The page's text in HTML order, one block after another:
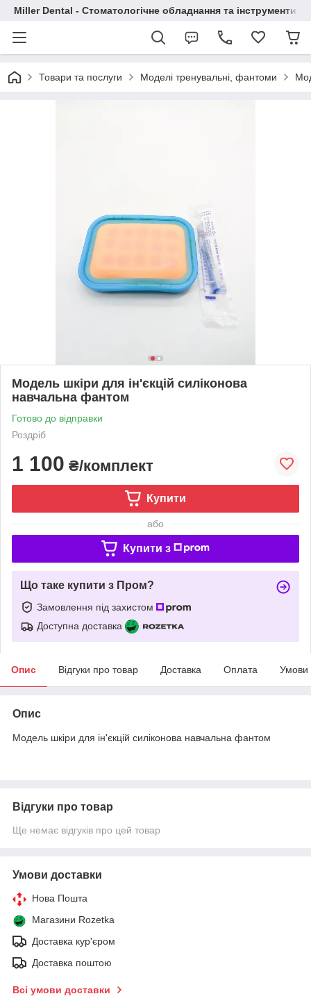
Miller Dental - Стоматологічне обладнання та інструменти
Товари та послуги Моделі тренувальні, фантоми
Модель шкіри для ін'єкцій силіконова
навчальна фантом
Готово до відправки
Роздріб
1 100 ₴/комплект
Купити
або
Купити з
Що таке купити з Пром?
Замовлення під захистом
Доступна доставка
Опис Відгуки про товар Доставка Оплата Умови
Опис
Модель шкіри для ін'єкцій силіконова навчальна фантом
Відгуки про товар
Ще немає відгуків про цей товар
Умови доставки
Нова Пошта
Магазини Rozetka
Доставка кур'єром
Доставка поштою
Всі умови доставки